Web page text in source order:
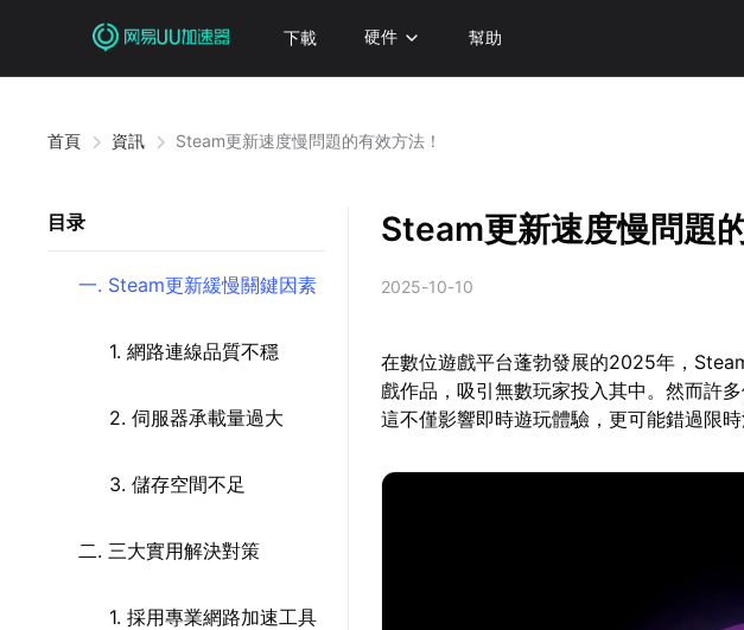
下載 硬件 幫助
首頁 資訊 Steam更新速度慢問題的有效方法！
目录
一. Steam更新緩慢關鍵因素
1. 網路連線品質不穩
2. 伺服器承載量過大
3. 儲存空間不足
二. 三大實用解決對策
1. 採用專業網路加速工具
Steam更新速度慢問題
2025-10-10
在數位遊戲平台蓬勃發展的2025年，
戲作品，吸引無數玩家投入其中。然而許
這不僅影響即時遊玩體驗，更可能錯過限時